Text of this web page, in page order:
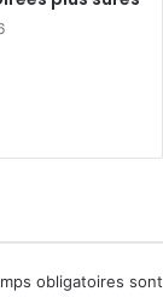
obligatoires sont